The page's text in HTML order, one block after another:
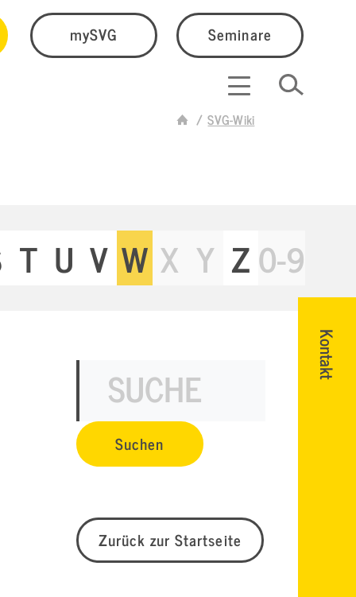
mySVG Seminare
SVG-Wiki
Kontakt
T U V W X Y Z0-9
Zurück zur Startseite